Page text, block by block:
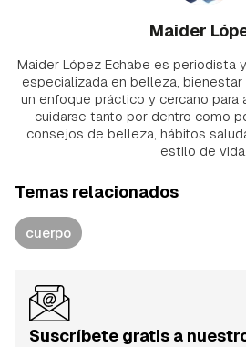
Maider
Maider López Echabe es periodista
especializada en belleza,
un enfoque práctico y cercano para
cuidarse tanto por dentro como
consejos de belleza, hábitos
estilo de vida.
Temas relacionados
cuerpo
Suscríbete gratis a